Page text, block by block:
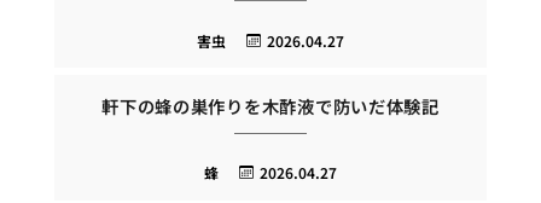
2026.04.27
害虫
軒下の蜂の巣作りを木酢液で防いだ体験記
2026.04.27
蜂